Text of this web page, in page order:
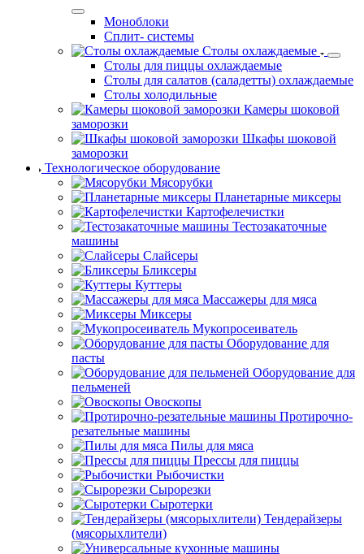
Моноблоки
Сплит- системы
Столы охлаждаемые
Столы для пиццы охлаждаемые
Столы для салатов (саладетты) охлаждаемые
Столы холодильные
Камеры шоковой
заморозки
Шкафы шоковой
заморозки
Технологическое оборудование
Мясорубки
Планетарные миксеры
Картофелечистки
Тестозакаточные
машины
Слайсеры
Бликсеры
Куттеры
Массажеры для мяса
Миксеры
Мукопросеиватель
Оборудование для
пасты
Оборудование для
пельменей
Овоскопы
Протирочно-
резательные машины
Пилы для мяса
Прессы для пиццы
Рыбочистки
Сырорезки
Сыротерки
Тендерайзеры
(мясорыхлители)